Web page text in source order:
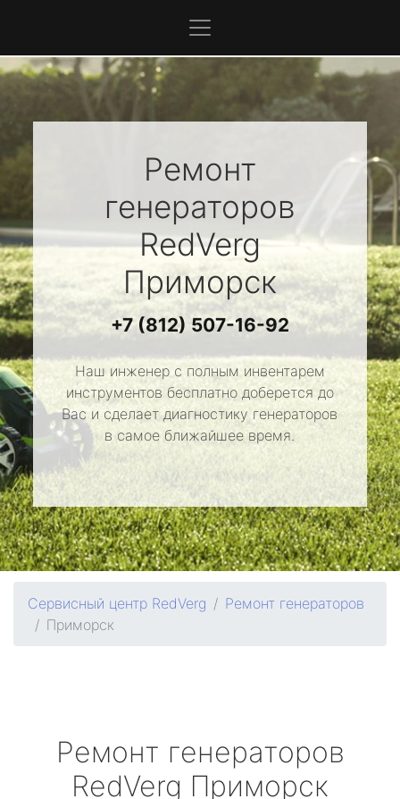
Ремонт
генераторов
RedVerg
Приморск
+7 (812) 507-16-92
Наш инженер с полным инвентарем
инструментов бесплатно доберется до
Вас и сделает диагностику генераторов
в самое ближайшее время.
Сервисный центр RedVerg
Ремонт генераторов
Приморск
Ремонт генераторов
RedVerg Приморск